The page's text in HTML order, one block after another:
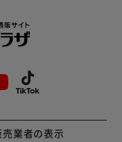
業者の表示